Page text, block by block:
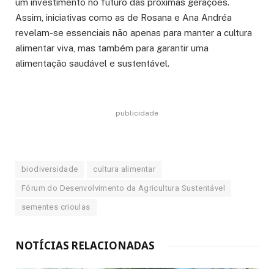
Assim, iniciativas como as de Rosana e Ana Andréa
revelam-se essenciais não apenas para manter a cultura
alimentar viva, mas também para garantir uma
alimentação saudável e sustentável.
publicidade
biodiversidade cultura alimentar
Fórum do Desenvolvimento da Agricultura Sustentável
sementes crioulas
NOTÍCIAS RELACIONADAS